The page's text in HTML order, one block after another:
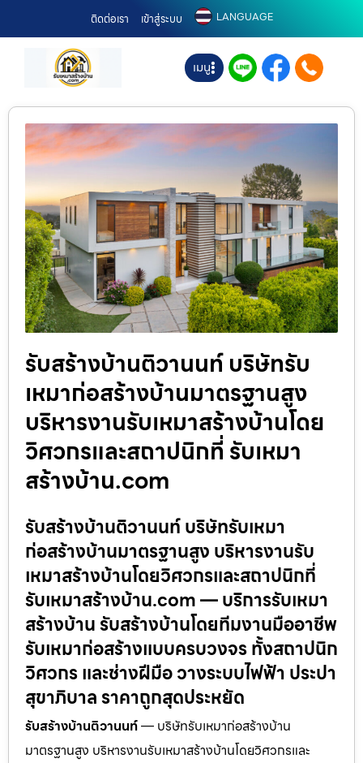
ติดต่อเรา เข้าสู่ระบบ LANGUAGE
เมนู
รับสร้างบ้านติวานนท์ บริษัทรับ
เหมาก่อสร้างบ้านมาตรฐานสูง
บริหารงานรับเหมาสร้างบ้านโดย
วิศวกรและสถาปนิกที่ รับเหมา
สร้างบ้าน.com
รับสร้างบ้านติวานนท์ บริษัทรับเหมา
ก่อสร้างบ้านมาตรฐานสูง บริหารงานรับ
เหมาสร้างบ้านโดยวิศวกรและสถาปนิกที่
รับเหมาสร้างบ้าน.com — บริการรับเหมา
สร้างบ้าน รับสร้างบ้านโดยทีมงานมืออาชีพ
รับเหมาก่อสร้างแบบครบวงจร ทั้งสถาปนิก
วิศวกร และช่างฝีมือ วางระบบไฟฟ้า ประปา
สุขาภิบาล ราคาถูกสุดประหยัด
รับสร้างบ้านติวานนท์— บริษัทรับเหมาก่อสร้างบ้าน
มาตรฐานสูง บริหารงานรับเหมาสร้างบ้านโดยวิศวกรและ